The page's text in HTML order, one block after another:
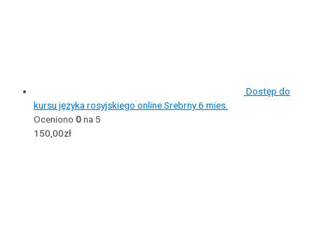
Dostęp do
kursu języka rosyjskiego online Srebrny 6 mies.
Oceniono 0na 5
150,00zł